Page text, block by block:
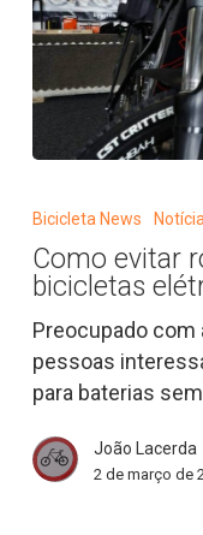
evitar
e
furtos
de
bicicletas
elétricas?
Bicicleta
News
Bicicleta News
Como evitar
bicicletas
Preocupado com
pessoas
para baterias
João Lacerda
2 de março de